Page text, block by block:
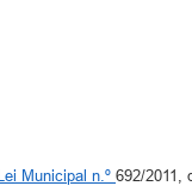
Municipal n.º 692/2011,